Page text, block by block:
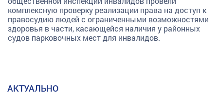
комплексную проверку реализации права на доступ к
правосудию людей с ограниченными возможностями
здоровья в части, касающейся наличия у районных
судов парковочных мест для инвалидов.
АКТУАЛЬНО